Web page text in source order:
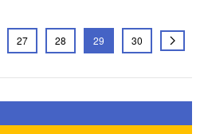
27 28 29 30